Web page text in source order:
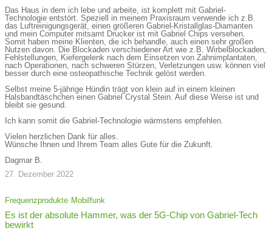
Das Haus in dem ich lebe und arbeite, ist komplett mit Gabriel-
Technologie entstört. Speziell in meinem Praxisraum verwende ich z.B.
das Luftreinigungsgerät, einen größeren Gabriel-Kristallglas-Diamanten
und mein Computer mitsamt Drucker ist mit Gabriel Chips versehen.
Somit haben meine Klienten, die ich behandle, auch einen sehr großen
Nutzen davon. Die Blockaden verschiedener Art wie z.B. Wirbelblockaden,
Fehlstellungen, Kiefergelenk nach dem Einsetzen von Zahnimplantaten,
nach Operationen, nach schweren Stürzen, Verletzungen usw. können viel
besser durch eine osteopathische Technik gelöst werden.
Selbst meine 5-jährige Hündin trägt von klein auf in einem kleinen
Halsbandtäschchen einen Gabriel Crystal Stein. Auf diese Weise ist und
bleibt sie gesund.
Ich kann somit die Gabriel-Technologie wärmstens empfehlen.
Vielen herzlichen Dank für alles.
Wünsche Ihnen und Ihrem Team alles Gute für die Zukunft.
Dagmar B.
27. Dezember 2022
Frequenzprodukte Mobilfunk
Es ist der absolute Hammer, was der 5G-Chip von Gabriel-Tech
bewirkt